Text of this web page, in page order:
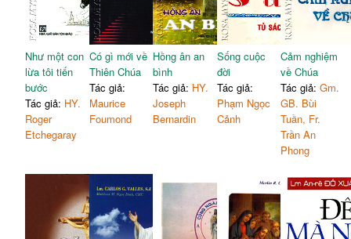
Như một con
lừa tôi tiến
bước
Tác giả: HY.
Roger
Etchegaray
Có gì mới về
Thiên Chúa
Tác giả:
Maurice
Foumond
Hồng ân an
bình
Tác giả: HY.
Joseph
Bernardin
Sống cuộc
đời
Tác giả:
Phạm Ngọc
Cảnh
Cảm nghiệm
về Chúa
Tác giả:Gm.
GB. Bùi
Tuần, Fr.
Trần An
Phong